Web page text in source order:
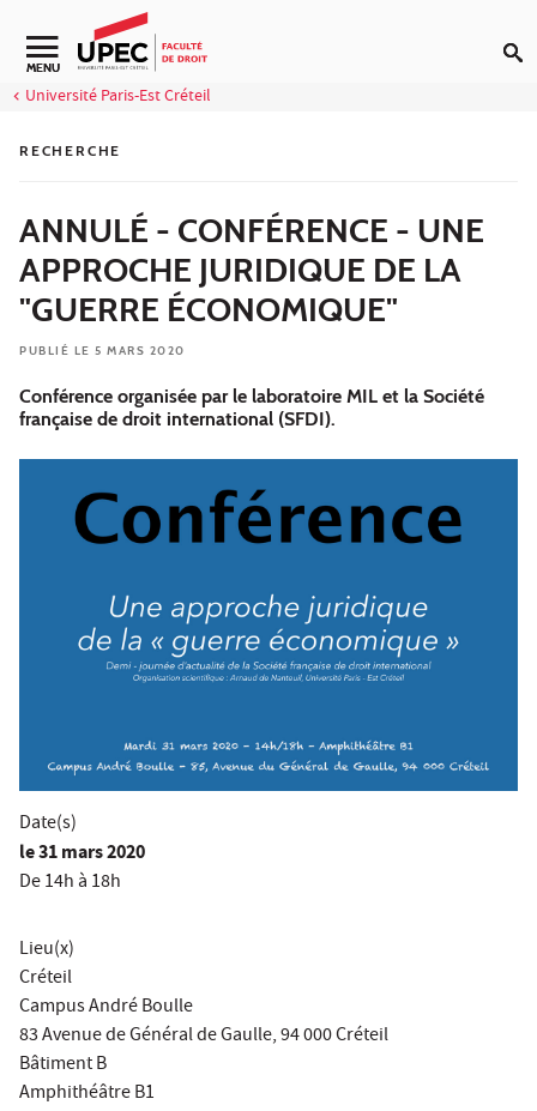
Aller au contenu
Navigation secondaire
MENU
Université Paris-Est Créteil
RECHERCHE
ANNULÉ - CONFÉRENCE - UNE
APPROCHE JURIDIQUE DE LA
"GUERRE ÉCONOMIQUE"
PUBLIÉ LE 5 MARS 2020
Conférence organisée par le laboratoire MIL et la Société
française de droit international (SFDI).
Date(s)
le31 mars 2020
De 14h à 18h
Lieu(x)
Créteil
Campus André Boulle
83 Avenue de Général de Gaulle, 94 000 Créteil
Bâtiment B
Amphithéâtre B1